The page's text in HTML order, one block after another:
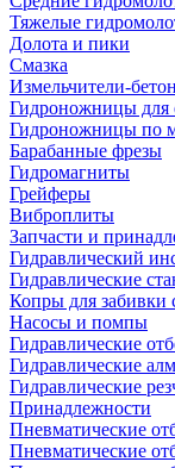
Тяжелые
Долота и пики
Смазка
Измельчители-
Гидроножницы для
Гидроножницы по
Барабанные фрезы
Гидромагниты
Грейферы
Виброплиты
Запчасти и
Гидравлический
Гидравлические
Копры для забивки
Насосы и помпы
Гидравлические
Гидравлические
Гидравлические
Принадлежности
Пневматические
Пневматические